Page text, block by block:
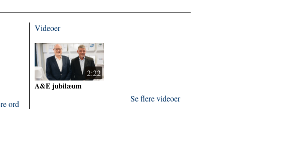
ord
Videoer
2:22
A&E jubilæum
Se flere videoer